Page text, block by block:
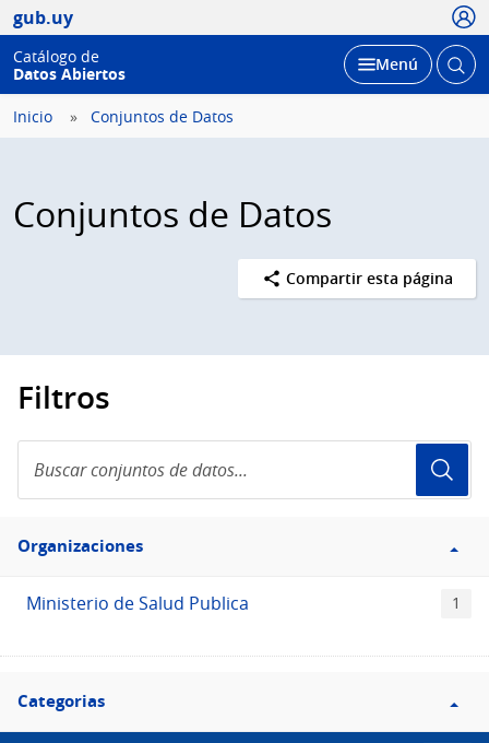
gub.uy
Catálogo de
Datos Abiertos
Desplegar
Menú Abrir
Inicio Conjuntos de Datos
Conjuntos de Datos
Compartir esta página
Filtros
conjuntos
de
Filtro
Organizaciones
Organizaciones
Ministerio de Salud Publica 1
Filtro
Categorias
Categorias